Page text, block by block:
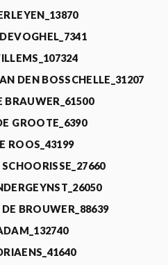
DEN BOSSCHELLE_31207
BRAUWER_61500
GROOTE_6390
ROOS_43199
BROUWER_88639